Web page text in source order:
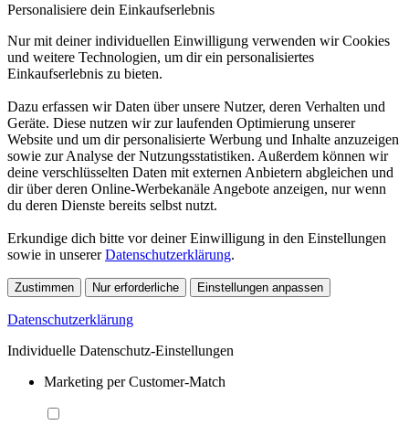
Personalisiere dein Einkaufserlebnis
Nur mit deiner individuellen Einwilligung verwenden wir Cookies
und weitere Technologien, um dir ein personalisiertes
Einkaufserlebnis zu bieten.
Dazu erfassen wir Daten über unsere Nutzer, deren Verhalten und
Geräte. Diese nutzen wir zur laufenden Optimierung unserer
Website und um dir personalisierte Werbung und Inhalte anzuzeigen
sowie zur Analyse der Nutzungsstatistiken. Außerdem können wir
deine verschlüsselten Daten mit externen Anbietern abgleichen und
dir über deren Online-Werbekanäle Angebote anzeigen, nur wenn
du deren Dienste bereits selbst nutzt.
Erkundige dich bitte vor deiner Einwilligung in den Einstellungen
sowie in unsererDatenschutzerklärung.
Zustimmen Nur erforderliche Einstellungen anpassen
Datenschutzerklärung
Individuelle Datenschutz-Einstellungen
Marketing per Customer-Match